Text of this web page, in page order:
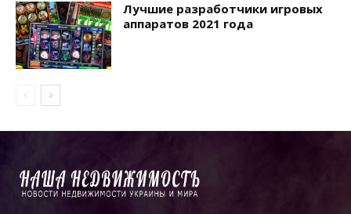
Лучшие разработчики игровых
аппаратов 2021 года